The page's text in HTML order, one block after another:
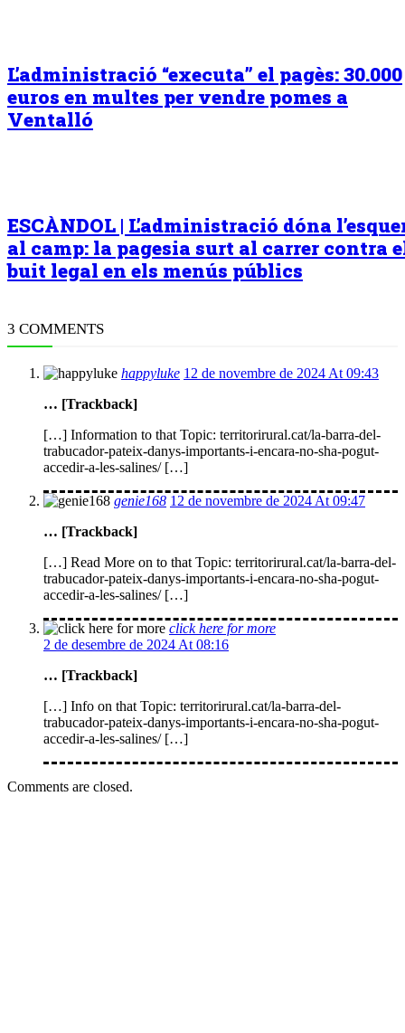
L’administració “executa” el pagès: 30.000
euros en multes per vendre pomes a
Ventalló
ESCÀNDOL | L’administració dóna
al camp: la pagesia surt al carrer contra
buit legal en els menús públics
3 COMMENTS
happyluke 12 de novembre de 2024 At 09:43
… [Trackback]
[…] Information to that Topic: territorirural.cat/la-barra-del-
trabucador-pateix-danys-importants-i-encara-no-sha-pogut-
accedir-a-les-salines/ […]
genie168 12 de novembre de 2024 At 09:47
… [Trackback]
[…] Read More on to that Topic: territorirural.cat/la-barra-del-
trabucador-pateix-danys-importants-i-encara-no-sha-pogut-
accedir-a-les-salines/ […]
click here for more
2 de desembre de 2024 At 08:16
… [Trackback]
[…] Info on that Topic: territorirural.cat/la-barra-del-
trabucador-pateix-danys-importants-i-encara-no-sha-pogut-
accedir-a-les-salines/ […]
Comments are closed.